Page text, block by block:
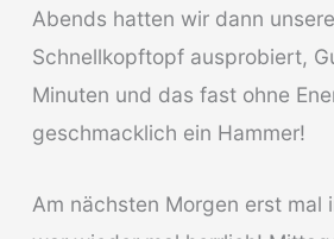
Abends hatten wir dann
Schnellkopftopf ausprobiert,
Minuten und das fast ohne
geschmacklich ein Hammer!
Am nächsten Morgen erst mal